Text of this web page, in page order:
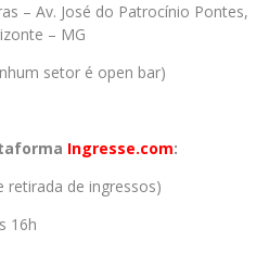
– Av. José do Patrocínio Pontes,
– MG
setor é open bar)
Ingresse.com:
retirada de ingressos)
16h